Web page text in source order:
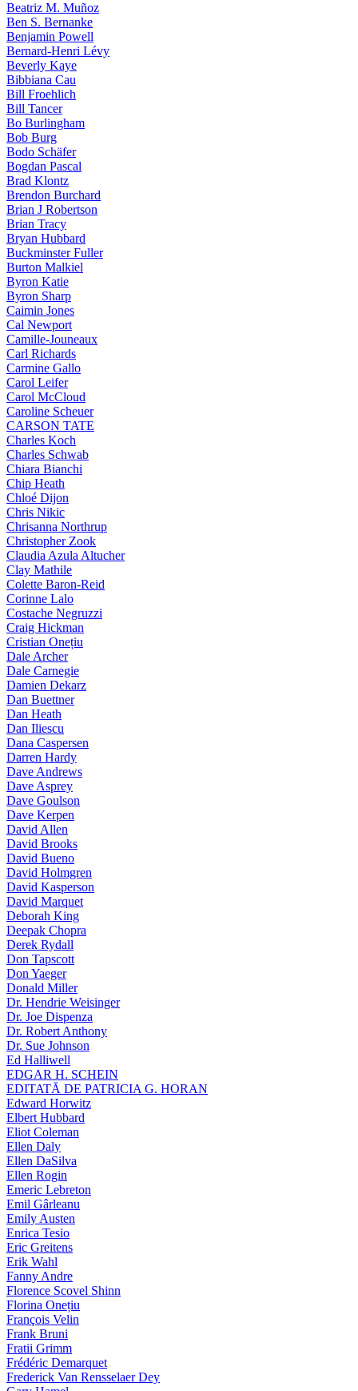
Beatriz M. Muñoz
Ben S. Bernanke
Benjamin Powell
Bernard-Henri Lévy
Beverly Kaye
Bibbiana Cau
Bill Froehlich
Bill Tancer
Bo Burlingham
Bob Burg
Bodo Schäfer
Bogdan Pascal
Brad Klontz
Brendon Burchard
Brian J Robertson
Brian Tracy
Bryan Hubbard
Buckminster Fuller
Burton Malkiel
Byron Katie
Byron Sharp
Caimin Jones
Cal Newport
Camille-Jouneaux
Carl Richards
Carmine Gallo
Carol Leifer
Carol McCloud
Caroline Scheuer
CARSON TATE
Charles Koch
Charles Schwab
Chiara Bianchi
Chip Heath
Chloé Dijon
Chris Nikic
Chrisanna Northrup
Christopher Zook
Claudia Azula Altucher
Clay Mathile
Colette Baron-Reid
Corinne Lalo
Costache Negruzzi
Craig Hickman
Cristian Onețiu
Dale Archer
Dale Carnegie
Damien Dekarz
Dan Buettner
Dan Heath
Dan Iliescu
Dana Caspersen
Darren Hardy
Dave Andrews
Dave Asprey
Dave Goulson
Dave Kerpen
David Allen
David Brooks
David Bueno
David Holmgren
David Kasperson
David Marquet
Deborah King
Deepak Chopra
Derek Rydall
Don Tapscott
Don Yaeger
Donald Miller
Dr. Hendrie Weisinger
Dr. Joe Dispenza
Dr. Robert Anthony
Dr. Sue Johnson
Ed Halliwell
EDGAR H. SCHEIN
EDITATĂ DE PATRICIA G. HORAN
Edward Horwitz
Elbert Hubbard
Eliot Coleman
Ellen Daly
Ellen DaSilva
Ellen Rogin
Emeric Lebreton
Emil Gârleanu
Emily Austen
Enrica Tesio
Eric Greitens
Erik Wahl
Fanny Andre
Florence Scovel Shinn
Florina Onețiu
François Velin
Frank Bruni
Fratii Grimm
Frédéric Demarquet
Frederick Van Rensselaer Dey